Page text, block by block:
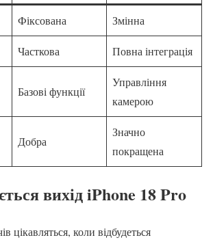
Фіксована Змінна
Часткова Повна інтеграція
Базові функції
Управління
камерою
Добра
Значно
покращена
вихід iPhone 18 Pro
цікавляться, коли відбудеться